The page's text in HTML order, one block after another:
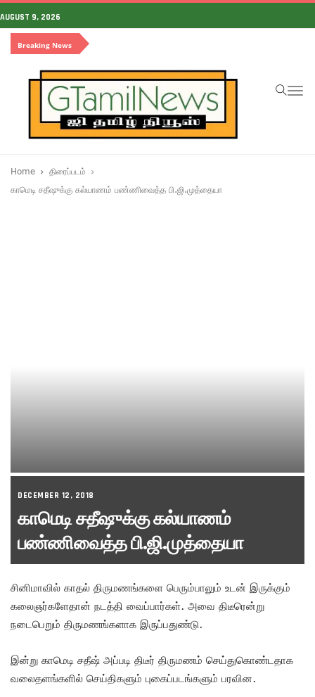
AUGUST 9, 2026
Breaking News
Home
திரைப்படம்
காமெடி சதீஷுக்கு கல்யாணம் பண்ணிவைத்த பி.ஜி.முத்தையா
DECEMBER 12, 2018
காமெடி சதீஷுக்கு கல்யாணம்
பண்ணிவைத்த பி.ஜி.முத்தையா
சினிமாவில் காதல் திருமணங்களை பெரும்பாலும் உடன் இருக்கும்
கலைஞர்களேதான் நடத்தி வைப்பார்கள். அவை திடீரென்று
நடைபெறும் திருமணங்களாக இருப்பதுண்டு.
இன்று காமெடி சதீஷ் அப்படி திடீர் திருமணம் செய்துகொண்டதாக
வலைதளங்களில் செய்திகளும் புகைப்படங்களும் பரவின.